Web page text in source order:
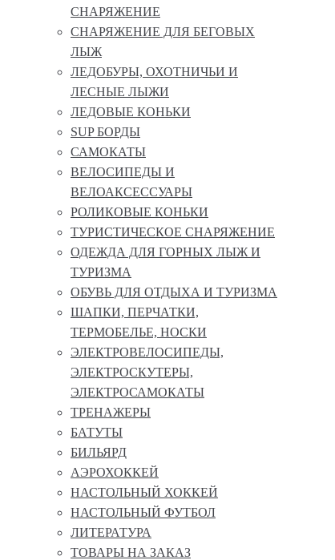
СНАРЯЖЕНИЕ
СНАРЯЖЕНИЕ ДЛЯ БЕГОВЫХ
ЛЫЖ
ЛЕДОБУРЫ, ОХОТНИЧЬИ И
ЛЕСНЫЕ ЛЫЖИ
ЛЕДОВЫЕ КОНЬКИ
SUP БОРДЫ
САМОКАТЫ
ВЕЛОСИПЕДЫ И
ВЕЛОАКСЕССУАРЫ
РОЛИКОВЫЕ КОНЬКИ
ТУРИСТИЧЕСКОЕ СНАРЯЖЕНИЕ
ОДЕЖДА ДЛЯ ГОРНЫХ ЛЫЖ И
ТУРИЗМА
ОБУВЬ ДЛЯ ОТДЫХА И ТУРИЗМА
ШАПКИ, ПЕРЧАТКИ,
ТЕРМОБЕЛЬЕ, НОСКИ
ЭЛЕКТРОВЕЛОСИПЕДЫ,
ЭЛЕКТРОСКУТЕРЫ,
ЭЛЕКТРОСАМОКАТЫ
ТРЕНАЖЕРЫ
БАТУТЫ
БИЛЬЯРД
АЭРОХОККЕЙ
НАСТОЛЬНЫЙ ХОККЕЙ
НАСТОЛЬНЫЙ ФУТБОЛ
ЛИТЕРАТУРА
ТОВАРЫ НА ЗАКАЗ